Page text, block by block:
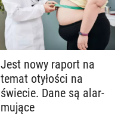
Jest nowy raport na
temat oty­ło­ści na
świecie. Dane są alar­
mu­ją­ce